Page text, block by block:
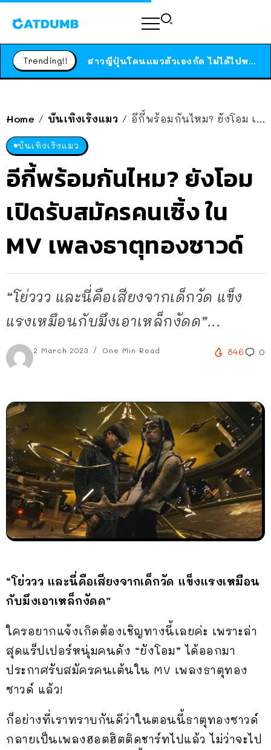
Trending!! ได้เวลาเด็กหนวดรวมตัว RF Online Next เปิดให้เล่นแล้ว เกม Sci-Fi MMORPG ระดับตำนาน เล่นได้ทั้งมือถือและ PC
Home / บันเทิงเริงแมว / อีกี้พร้อมกันไหม? ยังโอม เปิดรับสมัครคนเซิ้ง ใน MV เพลงธาตุทองซาวด์
บันเทิงเริงแมว
อีกี้พร้อมกันไหม? ยังโอม
เปิดรับสมัครคนเซิ้ง ใน
MV เพลงธาตุทองซาวด์
“โย่ววว และนี่คือเสียงจากเด็กวัด แข็ง
แรงเหมือนกับมึงเอาเหล็กงัดด”...
2 March 2023 One Min Read 846 0
“โย่ววว และนี่คือเสียงจากเด็กวัด แข็งแรงเหมือน
กับมึงเอาเหล็กงัดด”
ใครอยากแจ้งเกิดต้องเชิญทางนี้เลยค่ะ เพราะล่า
สุดแร็ปเปอร์หนุ่มคนดัง “ยังโอม” ได้ออกมา
ประกาศรับสมัครคนเต้นใน MV เพลงธาตุทอง
ซาวด์ แล้ว!
ก็อย่างที่เราทราบกันดีว่าในตอนนี้ธาตุทองซาวด์
กลายเป็นเพลงฮอตฮิตติดชาร์ทไปแล้ว ไม่ว่าจะไป